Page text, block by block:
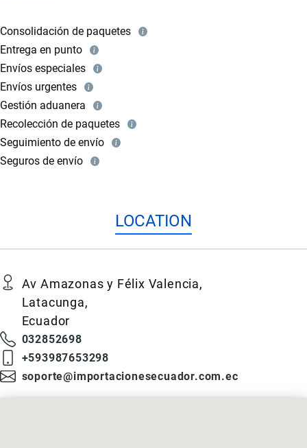
Consolidación de paquetes
Entrega en punto
Envíos especiales
Envíos urgentes
Gestión aduanera
Recolección de paquetes
Seguimiento de envío
Seguros de envío
LOCATION
Av Amazonas y Félix Valencia
Latacunga
Ecuador
032852698
+593987653298
soporte@importacionesecuador.com.ec